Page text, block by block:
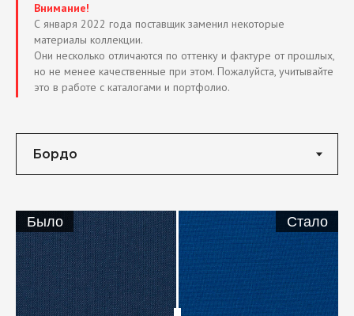
Внимание!
С января 2022 года поставщик заменил некоторые
материалы коллекции.
Они несколько отличаются по оттенку и фактуре от прошлых,
но не менее качественные при этом. Пожалуйста, учитывайте
это в работе с каталогами и портфолио.
Было Стало